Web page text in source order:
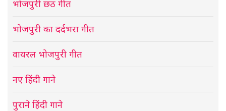
भोजपुरी छठ गीत
भोजपुरी का दर्दभरा गीत
वायरल भोजपुरी गीत
नए हिंदी गाने
पुराने हिंदी गाने